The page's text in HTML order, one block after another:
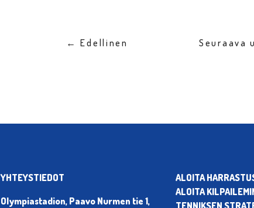
← Edellinen Seuraava
YHTEYSTIEDOT
Olympiastadion, Paavo Nurmen tie 1,
ALOITA
ALOITA